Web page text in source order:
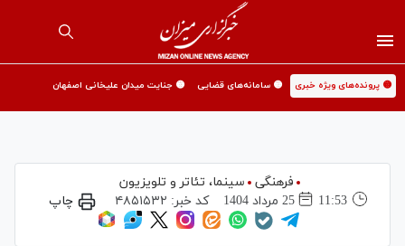
🟡 پرونده‌های ویژه خبری 🟡 سامانه‌های قضایی 🟡 جنایت میدان علیخانی اصفهان
فرهنگی
سینما،‌ تئاتر و تلویزیون
11:53
25 مرداد 1404 کد خبر: ۴۸۵۱۵۳۲ چاپ